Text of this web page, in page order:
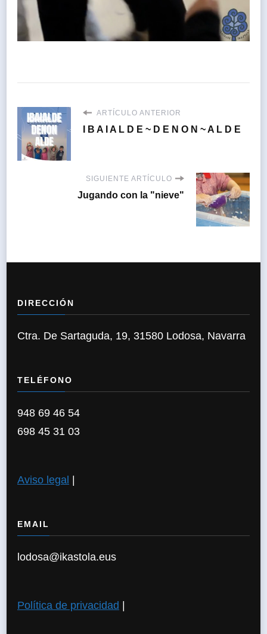
ARTÍCULO ANTERIOR
I B A I A L D E ~ D E N O N ~ A L D E
SIGUIENTE ARTÍCULO
Jugando con la "nieve"
DIRECCIÓN
Ctra. De Sartaguda, 19, 31580 Lodosa, Navarra
TELÉFONO
948 69 46 54
698 45 31 03
Aviso legal |
EMAIL
lodosa@ikastola.eus
Política de privacidad |